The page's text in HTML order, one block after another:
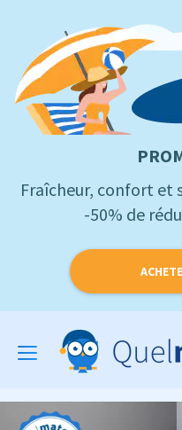
Fraîcheur, confort et
-50% de
Toggle
navigation